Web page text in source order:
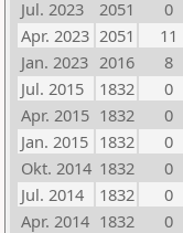
Jul. 2023
2051 0
Apr. 2023 2051 11
Jan. 2023 2016 8
Jul. 2015
1832 0
Apr. 2015 1832 0
Jan. 2015 1832 0
Okt. 2014 1832 0
Jul. 2014
1832 0
Apr. 2014 1832 0